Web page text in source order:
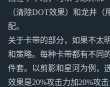
（清除DOT效果）和龙井
配。
关于卡带的部分，如果不太
和策略。每种卡带都有不同
件套。以剪影和星河为例，
效果是20%攻击力加20%攻